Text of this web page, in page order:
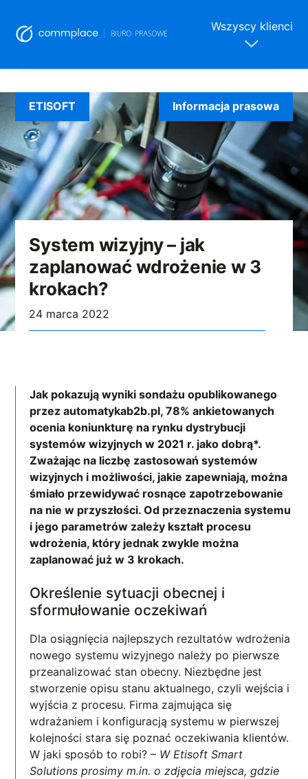
to
content
Wszyscy klienci
System wizyjny – jak
zaplanować wdrożenie w 3
krokach?
24 marca 2022
ETISOFT Informacja prasowa
Jak pokazują wyniki sondażu opublikowanego
przez automatykab2b.pl, 78% ankietowanych
ocenia koniunkturę na rynku dystrybucji
systemów wizyjnych w 2021 r. jako dobrą*.
Zważając na liczbę zastosowań systemów
wizyjnych i możliwości, jakie zapewniają, można
śmiało przewidywać rosnące zapotrzebowanie
na nie w przyszłości. Od przeznaczenia systemu
i jego parametrów zależy kształt procesu
wdrożenia, który jednak zwykle można
zaplanować już w 3 krokach.
Określenie sytuacji obecnej i
sformułowanie oczekiwań
Dla osiągnięcia najlepszych rezultatów wdrożenia
nowego systemu wizyjnego należy po pierwsze
przeanalizować stan obecny. Niezbędne jest
stworzenie opisu stanu aktualnego, czyli wejścia i
wyjścia z procesu. Firma zajmująca się
wdrażaniem i konfiguracją systemu w pierwszej
kolejności stara się poznać oczekiwania klientów.
W jaki sposób to robi? – W Etisoft Smart
Solutions prosimy m.in. o zdjęcia miejsca, gdzie